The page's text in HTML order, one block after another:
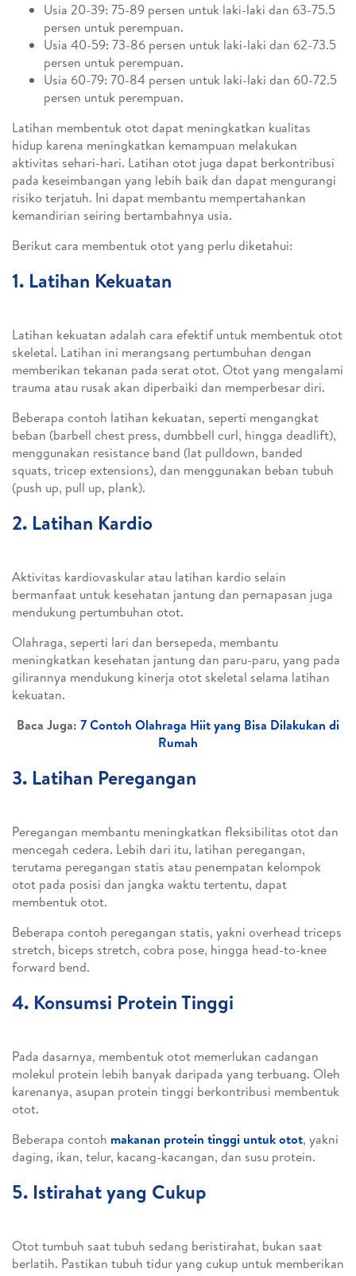
Usia 20-39: 75-89 persen untuk laki-laki dan 63-75.5
persen untuk perempuan.
Usia 40-59: 73-86 persen untuk laki-laki dan 62-73.5
persen untuk perempuan.
Usia 60-79: 70-84 persen untuk laki-laki dan 60-72.5
persen untuk perempuan.
Latihan membentuk otot dapat meningkatkan kualitas
hidup karena meningkatkan kemampuan melakukan
aktivitas sehari-hari. Latihan otot juga dapat berkontribusi
pada keseimbangan yang lebih baik dan dapat mengurangi
risiko terjatuh. Ini dapat membantu mempertahankan
kemandirian seiring bertambahnya usia.
Berikut cara membentuk otot yang perlu diketahui:
1. Latihan Kekuatan
Latihan kekuatan adalah cara efektif untuk membentuk otot
skeletal. Latihan ini merangsang pertumbuhan dengan
memberikan tekanan pada serat otot. Otot yang mengalami
trauma atau rusak akan diperbaiki dan memperbesar diri.
Beberapa contoh latihan kekuatan, seperti mengangkat
beban (barbell chest press, dumbbell curl, hingga deadlift),
menggunakan resistance band (lat pulldown, banded
squats, tricep extensions), dan menggunakan beban tubuh
(push up, pull up, plank).
2. Latihan Kardio
Aktivitas kardiovaskular atau latihan kardio selain
bermanfaat untuk kesehatan jantung dan pernapasan juga
mendukung pertumbuhan otot.
Olahraga, seperti lari dan bersepeda, membantu
meningkatkan kesehatan jantung dan paru-paru, yang pada
gilirannya mendukung kinerja otot skeletal selama latihan
kekuatan.
Baca Juga: 7 Contoh Olahraga Hiit yang Bisa Dilakukan di
Rumah
3. Latihan Peregangan
Peregangan membantu meningkatkan fleksibilitas otot dan
mencegah cedera. Lebih dari itu, latihan peregangan,
terutama peregangan statis atau penempatan kelompok
otot pada posisi dan jangka waktu tertentu, dapat
membentuk otot.
Beberapa contoh peregangan statis, yakni overhead triceps
stretch, biceps stretch, cobra pose, hingga head-to-knee
forward bend.
4. Konsumsi Protein Tinggi
Pada dasarnya, membentuk otot memerlukan cadangan
molekul protein lebih banyak daripada yang terbuang. Oleh
karenanya, asupan protein tinggi berkontribusi membentuk
otot.
Beberapa contoh makanan protein tinggi untuk otot, yakni
daging, ikan, telur, kacang-kacangan, dan susu protein.
5. Istirahat yang Cukup
Otot tumbuh saat tubuh sedang beristirahat, bukan saat
berlatih. Pastikan tubuh tidur yang cukup untuk memberikan